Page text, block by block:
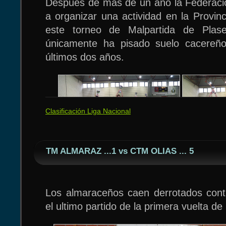
Después de más de un año la
a organizar una actividad en la
este torneo de Malpartida de
únicamente ha pisado suelo
últimos dos años.
Clasificación Liga Nacional
TM ALMARAZ ...1 vs CTM OLIAS ... 5
Los almaraceños caen derrotados
el ultimo partido de la primera vuelta de